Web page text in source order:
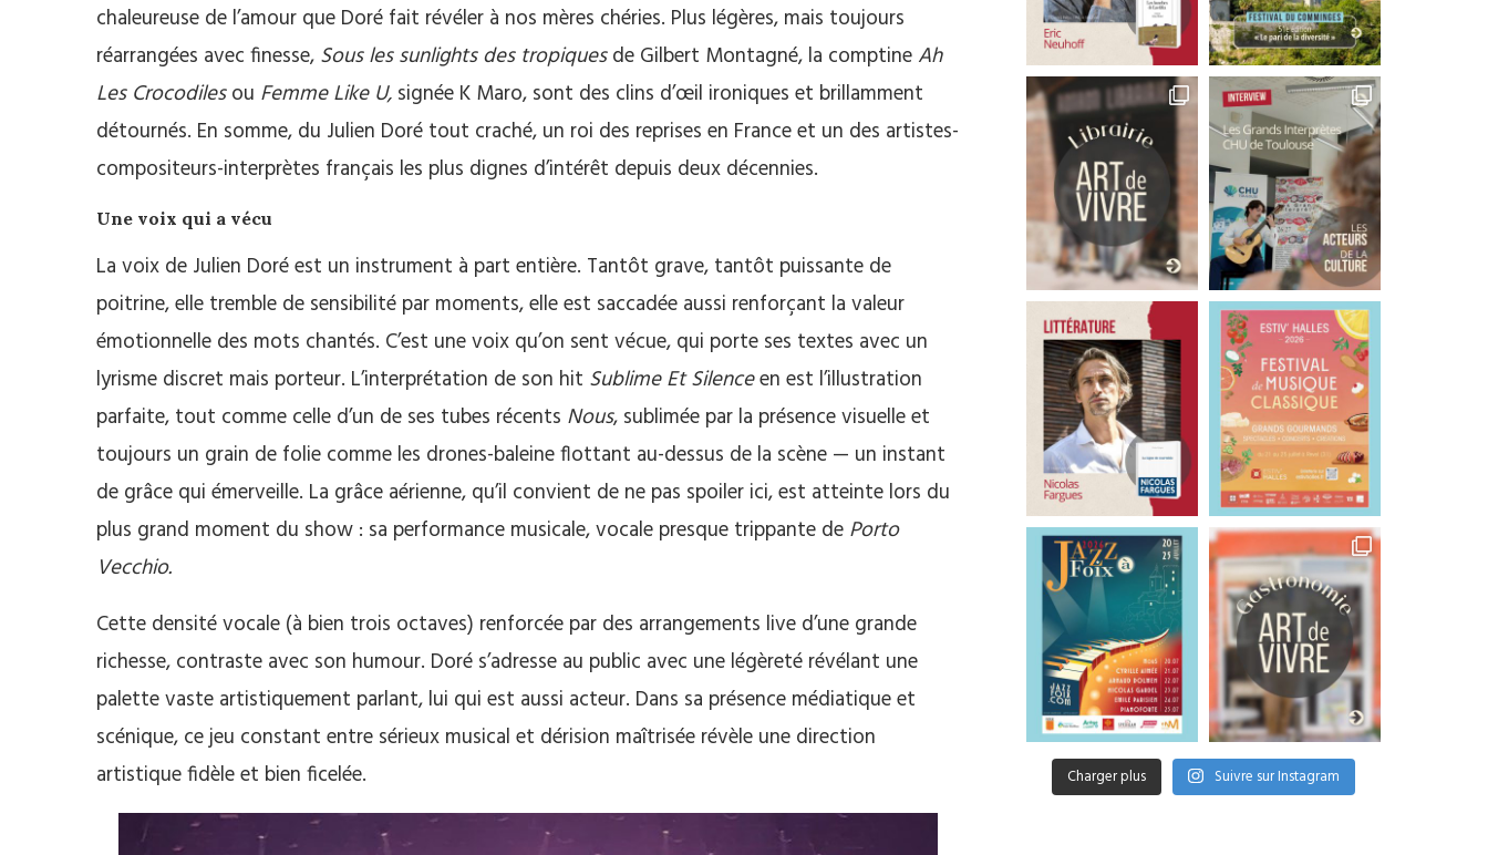
chaleureuse de l’amour que Doré fait révéler à nos mères chéries. Plus légères, mais toujours
réarrangées avec finesse, Sous les sunlights des tropiquesde Gilbert Montagné, la comptine Ah
Les Crocodilesou Femme Like U, signée K Maro, sont des clins d’œil ironiques et brillamment
détournés. En somme, du Julien Doré tout craché, un roi des reprises en France et un des artistes-
compositeurs-interprètes français les plus dignes d’intérêt depuis deux décennies.
Une voix qui a vécu
La voix de Julien Doré est un instrument à part entière. Tantôt grave, tantôt puissante de
poitrine, elle tremble de sensibilité par moments, elle est saccadée aussi renforçant la valeur
émotionnelle des mots chantés. C’est une voix qu’on sent vécue, qui porte ses textes avec un
lyrisme discret mais porteur. L’interprétation de son hit Sublime Et Silenceen est l’illustration
parfaite, tout comme celle d’un de ses tubes récents Nous, sublimée par la présence visuelle et
toujours un grain de folie comme les drones-baleine flottant au-dessus de la scène — un instant
de grâce qui émerveille. La grâce aérienne, qu’il convient de ne pas spoiler ici, est atteinte lors du
plus grand moment du show : sa performance musicale, vocale presque trippante de Porto
Vecchio.
Cette densité vocale (à bien trois octaves) renforcée par des arrangements live d’une grande
richesse, contraste avec son humour. Doré s’adresse au public avec une légèreté révélant une
palette vaste artistiquement parlant, lui qui est aussi acteur. Dans sa présence médiatique et
scénique, ce jeu constant entre sérieux musical et dérision maîtrisée révèle une direction
artistique fidèle et bien ficelée.
Charger plus Suivre sur Instagram